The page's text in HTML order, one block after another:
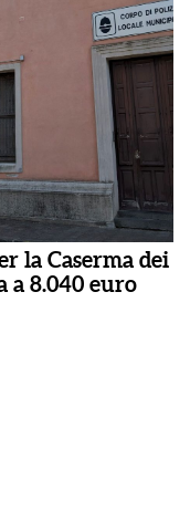
la Caserma dei
a 8.040 euro